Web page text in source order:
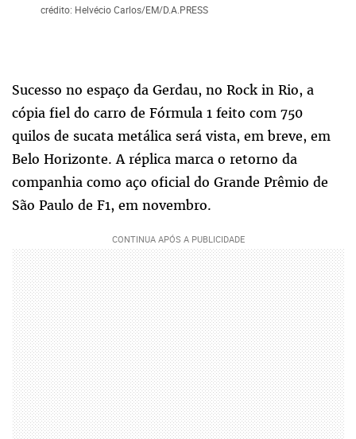
crédito: Helvécio Carlos/EM/D.A.PRESS
Sucesso no espaço da Gerdau, no Rock in Rio, a
cópia fiel do carro de Fórmula 1 feito com 750
quilos de sucata metálica será vista, em breve, em
Belo Horizonte. A réplica marca o retorno da
companhia como aço oficial do Grande Prêmio de
São Paulo de F1, em novembro.